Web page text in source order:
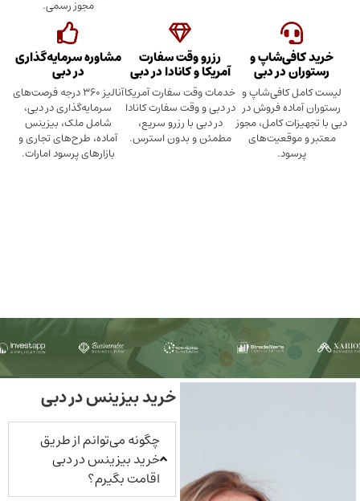
و
در دبی
و
فروش در
کامل، مجوز
رزرو وقت سفارت
آمریکا و کانادا در دبی
خدمات وقت سفارت آمریکا
در دبی و وقت سفارت کانادا
در دبی با رزرو سریع،
مطمئن و بدون استرس.
مشاوره سرمایه‌گذاری
در دبی
آنالیز ۳۶۰ درجه فرصت‌های
سرمایه‌گذاری در دبی،
شامل ملک، بیزینس
آماده، طرح‌های تجاری و
بازارهای پرسود امارات.
خرید بیزینس در دبی
چگونه می‌توانم از طریق
خرید بیزینس در دبی
اقامت بگیرم؟